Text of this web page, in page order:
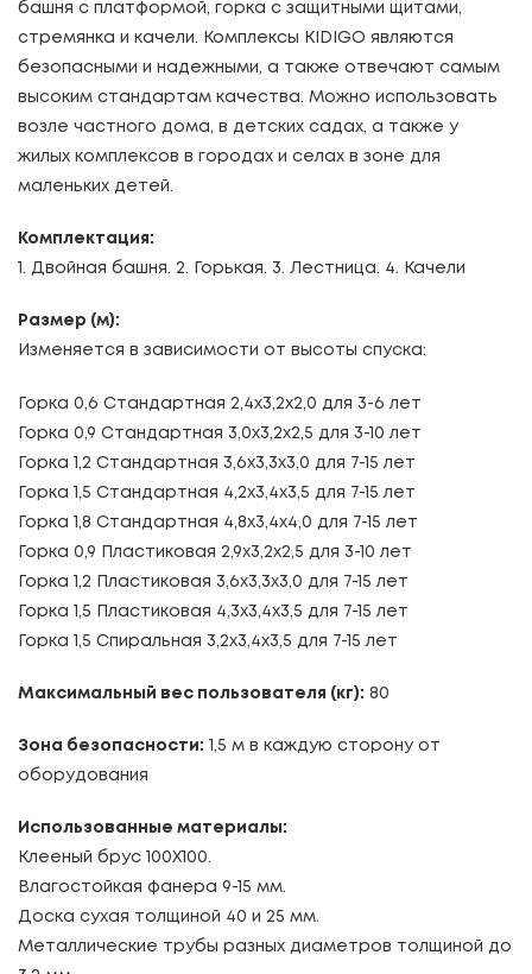
башня с платформой, горка с защитными щитами,
стремянка и качели. Комплексы KIDIGO являются
безопасными и надежными, а также отвечают самым
высоким стандартам качества. Можно использовать
возле частного дома, в детских садах, а также у
жилых комплексов в городах и селах в зоне для
маленьких детей.
Комплектация:
1. Двойная башня. 2. Горькая. 3. Лестница. 4. Качели
Размер (м):
Изменяется в зависимости от высоты спуска:
Горка 0,6 Стандартная 2,4х3,2х2,0 для 3-6 лет
Горка 0,9 Стандартная 3,0х3,2х2,5 для 3-10 лет
Горка 1,2 Стандартная 3,6х3,3х3,0 для 7-15 лет
Горка 1,5 Стандартная 4,2х3,4х3,5 для 7-15 лет
Горка 1,8 Стандартная 4,8х3,4х4,0 для 7-15 лет
Горка 0,9 Пластиковая 2,9х3,2х2,5 для 3-10 лет
Горка 1,2 Пластиковая 3,6х3,3х3,0 для 7-15 лет
Горка 1,5 Пластиковая 4,3х3,4х3,5 для 7-15 лет
Горка 1,5 Спиральная 3,2х3,4х3,5 для 7-15 лет
Максимальный вес пользователя (кг): 80
Зона безопасности: 1,5 м в каждую сторону от
оборудования
Использованные материалы:
Клееный брус 100Х100.
Влагостойкая фанера 9-15 мм.
Доска сухая толщиной 40 и 25 мм.
Металлические трубы разных диаметров толщиной до